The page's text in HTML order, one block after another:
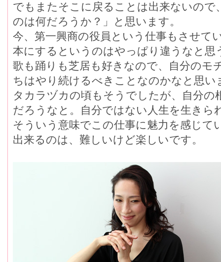
でもまたそこに戻ることは出来ないので
のは何だろうか？」と思います。
今、第一興商の役員という仕事もさせて
本にするというのはやっぱり違うなと思
歌も踊りも芝居も好きなので、自分のモ
ちはやり続けるべきことなのかなと思い
タカラヅカの頃もそうでしたが、自分の
だろうなと。自分ではない人生を生きら
そういう意味でこの仕事に魅力を感じて
出来るのは、難しいけど楽しいです。